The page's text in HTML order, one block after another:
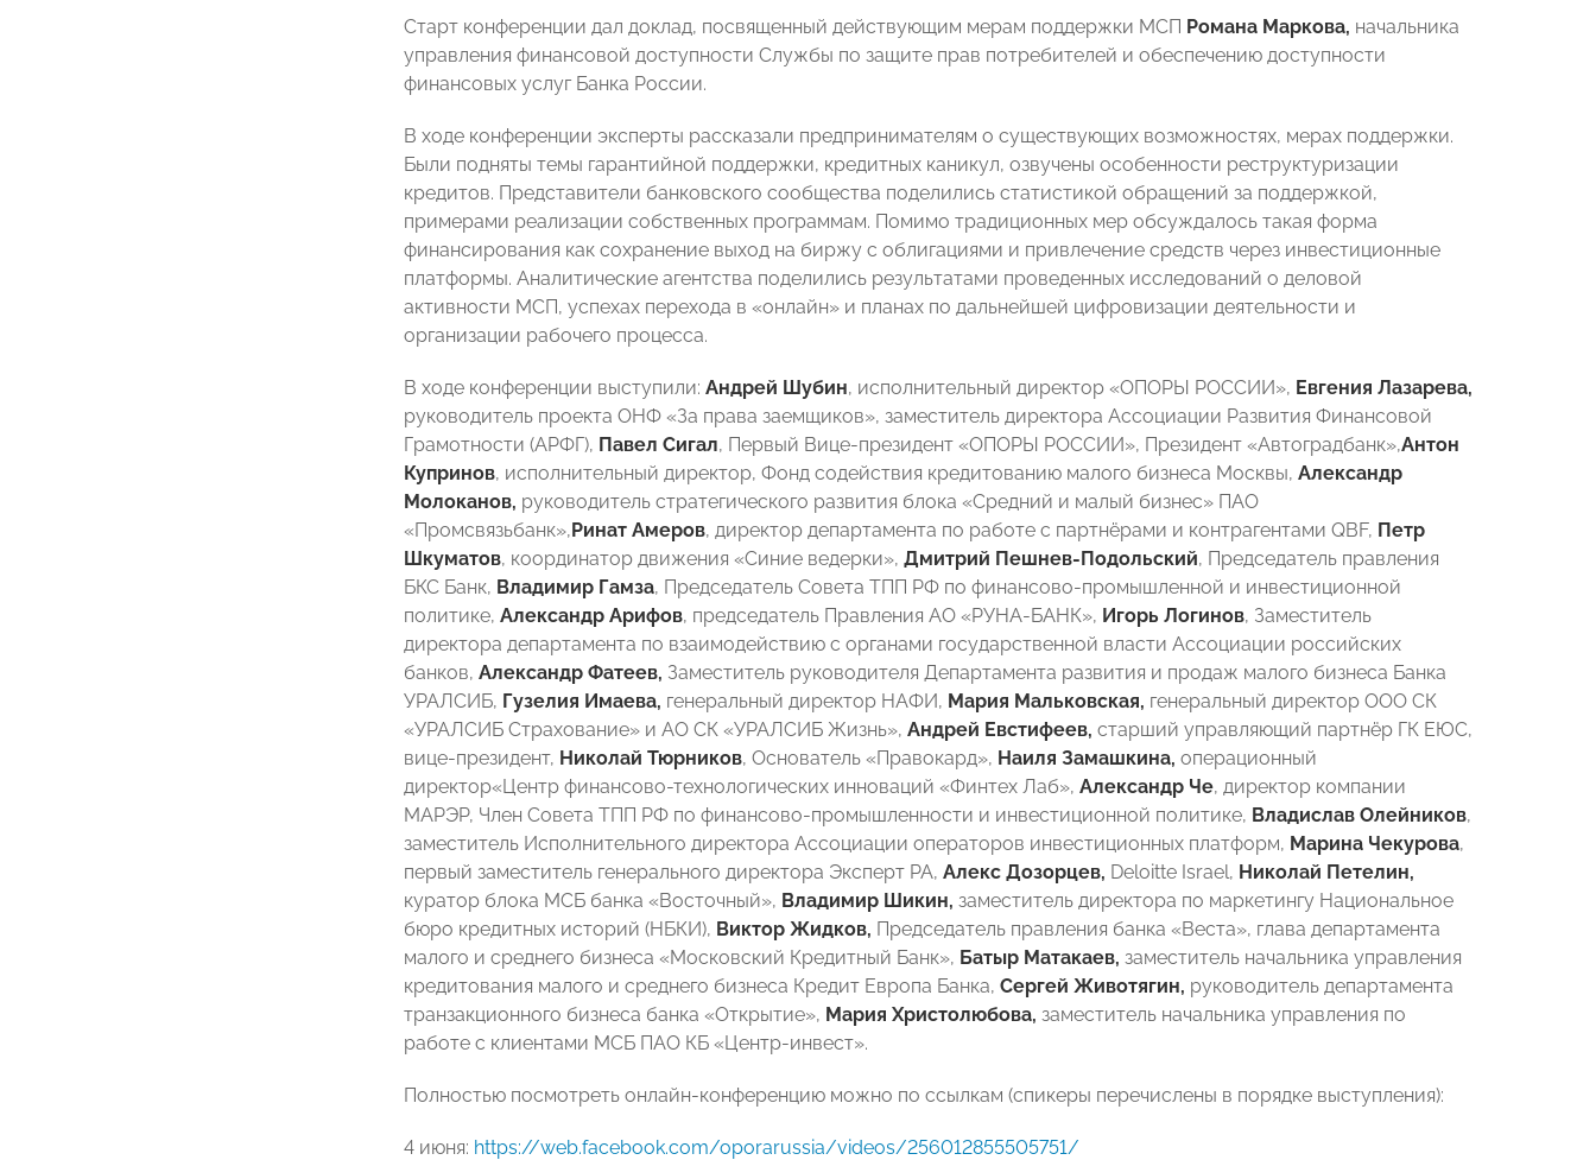
Старт конференции дал доклад, посвященный действующим мерам поддержки МСП Романа Маркова, начальника
управления финансовой доступности Службы по защите прав потребителей и обеспечению доступности
финансовых услуг Банка России.
В ходе конференции эксперты рассказали предпринимателям о существующих возможностях, мерах поддержки.
Были подняты темы гарантийной поддержки, кредитных каникул, озвучены особенности реструктуризации
кредитов. Представители банковского сообщества поделились статистикой обращений за поддержкой,
примерами реализации собственных программам. Помимо традиционных мер обсуждалось такая форма
финансирования как сохранение выход на биржу с облигациями и привлечение средств через инвестиционные
платформы. Аналитические агентства поделились результатами проведенных исследований о деловой
активности МСП, успехах перехода в «онлайн» и планах по дальнейшей цифровизации деятельности и
организации рабочего процесса.
В ходе конференции выступили: Андрей Шубин, исполнительный директор «ОПОРЫ РОССИИ», Евгения Лазарева,
руководитель проекта ОНФ «За права заемщиков», заместитель директора Ассоциации Развития Финансовой
Грамотности (АРФГ), Павел Сигал, Первый Вице-президент «ОПОРЫ РОССИИ», Президент «Автоградбанк»,Антон
Купринов, исполнительный директор, Фонд содействия кредитованию малого бизнеса Москвы, Александр
Молоканов, руководитель стратегического развития блока «Средний и малый бизнес» ПАО
«Промсвязьбанк»,Ринат Амеров, директор департамента по работе с партнёрами и контрагентами QBF, Петр
Шкуматов, координатор движения «Синие ведерки», Дмитрий Пешнев-Подольский, Председатель правления
БКС Банк, Владимир Гамза, Председатель Совета ТПП РФ по финансово-промышленной и инвестиционной
политике, Александр Арифов, председатель Правления АО «РУНА-БАНК», Игорь Логинов, Заместитель
директора департамента по взаимодействию с органами государственной власти Ассоциации российских
банков, Александр Фатеев, Заместитель руководителя Департамента развития и продаж малого бизнеса Банка
УРАЛСИБ, Гузелия Имаева, генеральный директор НАФИ, Мария Мальковская, генеральный директор ООО СК
«УРАЛСИБ Страхование» и АО СК «УРАЛСИБ Жизнь», Андрей Евстифеев, старший управляющий партнёр ГК ЕЮС,
вице-президент, Николай Тюрников, Основатель «Правокард», Наиля Замашкина, операционный
директор«Центр финансово-технологических инноваций «Финтех Лаб», Александр Че, директор компании
МАРЭР, Член Совета ТПП РФ по финансово-промышленности и инвестиционной политике, Владислав Олейников,
заместитель Исполнительного директора Ассоциации операторов инвестиционных платформ, Марина Чекурова,
первый заместитель генерального директора Эксперт РА, Алекс Дозорцев, Deloitte Israel, Николай Петелин,
куратор блока МСБ банка «Восточный», Владимир Шикин, заместитель директора по маркетингу Национальное
бюро кредитных историй (НБКИ), Виктор Жидков, Председатель правления банка «Веста», глава департамента
малого и среднего бизнеса «Московский Кредитный Банк», Батыр Матакаев, заместитель начальника управления
кредитования малого и среднего бизнеса Кредит Европа Банка, Сергей Животягин, руководитель департамента
транзакционного бизнеса банка «Открытие», Мария Христолюбова, заместитель начальника управления по
работе с клиентами МСБ ПАО КБ «Центр-инвест».
Полностью посмотреть онлайн-конференцию можно по ссылкам (спикеры перечислены в порядке выступления):
4 июня: https://web.facebook.com/oporarussia/videos/256012855505751/